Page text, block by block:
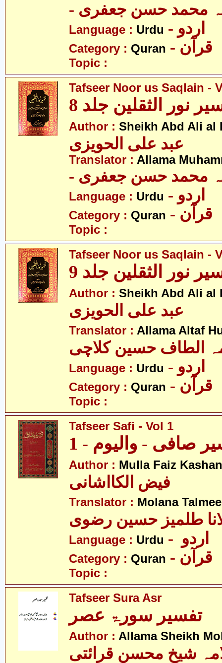
محمد حسن جعفری
Language : Urdu - اردو
Category : Quran - قرآن
Topic :
Tafseer Noor us Saqlain -
نور الثقلین جلد 8
Author : Sheikh Abd Ali al
عبد علی الحویزی
Translator : Allama
محمد حسن جعفری
Language : Urdu - اردو
Category : Quran - قرآن
Topic :
Tafseer Noor us Saqlain -
نور الثقلین جلد 9
Author : Sheikh Abd Ali al
عبد علی الحویزی
Translator : Allama Altaf
الطاف حسین کلاچی
Language : Urdu - اردو
Category : Quran - قرآن
Topic :
Tafseer Safi - Vol 1
صافی - والیوم - 1
Author : Mulla Faiz
فیض الکااشانی
Translator : Molana
طلمیز حسین رضوی
Language : Urdu
Category : Quran - قرآن
Topic :
Tafseer Sura Asr
تفسیر سورۃ عصر
Author : Allama Sheikh
شیخ محسن قرائتی